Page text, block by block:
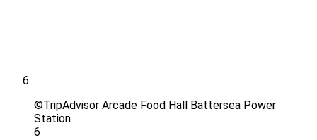
©TripAdvisor Arcade Food Hall Battersea Power
Station
6